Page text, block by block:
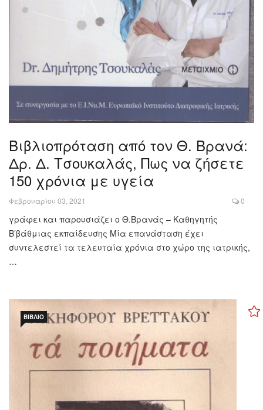
Βιβλιοπρόταση από τον Θ. Βρανά:
Δρ. Δ. Τσουκαλάς, Πως να ζήσετε
150 χρόνια με υγεία
Φεβρουαρίου 03, 2021 0
γράφει και παρουσιάζει ο Θ.Βρανάς – Καθηγητής
Β’βάθμιας εκπαίδευσης Μία επανάσταση έχει
συντελεστεί τα τελευταία χρόνια στο χώρο της ιατρικής,
…
ΒΙΒΛΊΟ